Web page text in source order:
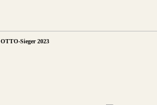
OTTO-Sieger 2023